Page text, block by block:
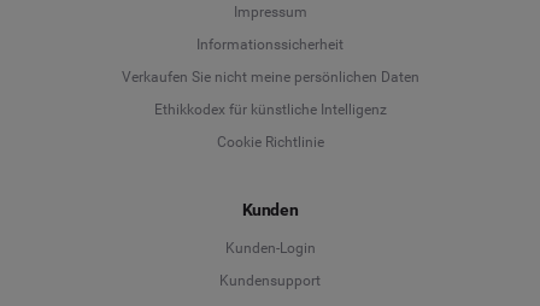
Impressum
Informationssicherheit
Verkaufen Sie nicht meine persönlichen Daten
Ethikkodex für künstliche Intelligenz
Cookie Richtlinie
Kunden
Kunden-Login
Kundensupport
Deutsch
English